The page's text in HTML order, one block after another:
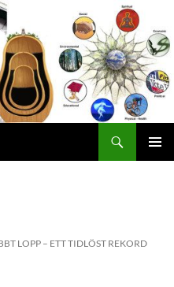
LOPP – ETT TIDLÖST REKORD